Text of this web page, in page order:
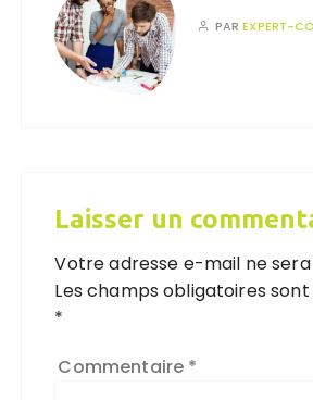
PAREXPERT-
Laisser un
Votre adresse e-mail ne sera
Les champs obligatoires
*
Commentaire *